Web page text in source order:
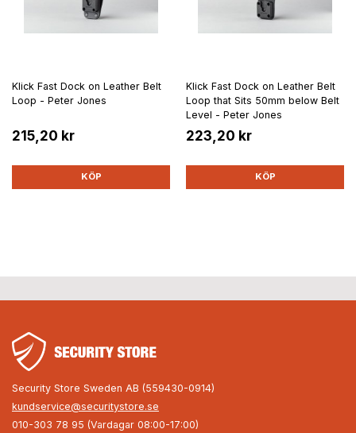
Klick Fast Dock on Leather Belt
Loop - Peter Jones
215,20 kr
KÖP
Klick Fast Dock on Leather Belt
Loop that Sits 50mm below Belt
Level - Peter Jones
223,20 kr
KÖP
Security Store Sweden AB (559430-0914)
kundservice@securitystore.se
010-303 78 95 (Vardagar 08:00-17:00)